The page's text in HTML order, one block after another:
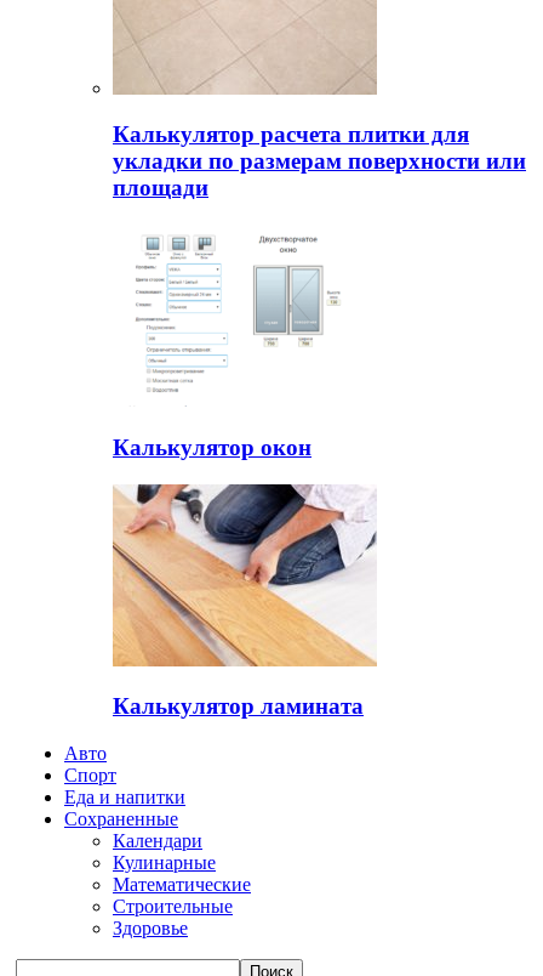
Калькулятор расчета плитки для
укладки по размерам поверхности или
площади
Калькулятор окон
Калькулятор ламината
Авто
Спорт
Еда и напитки
Сохраненные
Календари
Кулинарные
Математические
Строительные
Здоровье